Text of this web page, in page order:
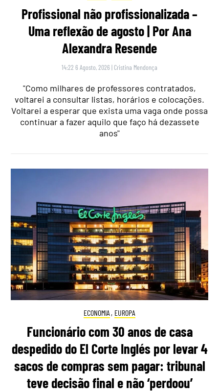
Profissional não profissionalizada –
Uma reflexão de agosto | Por Ana
Alexandra Resende
14:22 6 Agosto, 2026 | Cristina Mendonça
"Como milhares de professores contratados,
voltarei a consultar listas, horários e colocações.
Voltarei a esperar que exista uma vaga onde possa
continuar a fazer aquilo que faço há dezassete
anos"
ECONOMIA , EUROPA
Funcionário com 30 anos de casa
despedido do El Corte Inglés por levar 4
sacos de compras sem pagar: tribunal
teve decisão final e não ‘perdoou’